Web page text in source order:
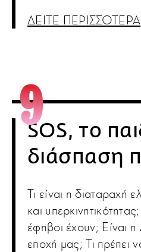
ΔΕΙΤΕ ΠΕΡΙΣΣΟΤΕΡΑ
SOS, το
διάσπαση
Τι είναι η διαταραχή
και
έφηβοι έχουν; Είναι
εποχή μας; Τι πρέπει